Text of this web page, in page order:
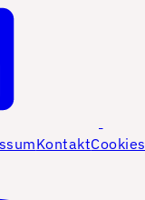
KontaktCookies